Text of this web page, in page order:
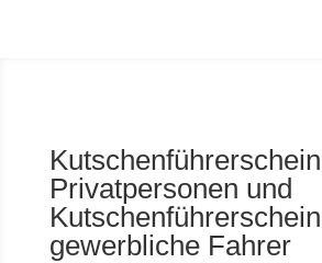
Privatpersonen und
gewerbliche Fahrer